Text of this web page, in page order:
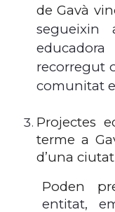
de Gavà
recorregut
comunitat
Projectes
terme a
d’una
Poden
entitat,